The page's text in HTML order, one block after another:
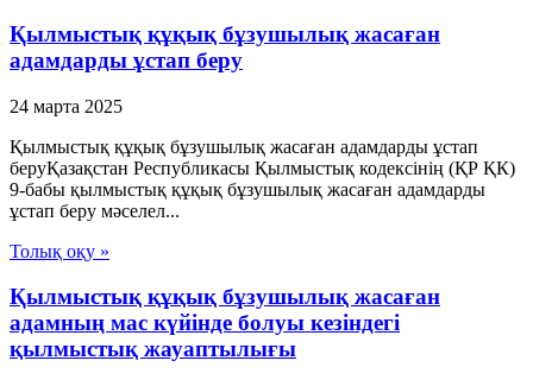
Қылмыстық құқық бұзушылық жасаған
адамдарды ұстап беру
24 марта 2025
Қылмыстық құқық бұзушылық жасаған адамдарды ұстап
беруҚазақстан Республикасы Қылмыстық кодексінің (ҚР ҚК)
9-бабы қылмыстық құқық бұзушылық жасаған адамдарды
ұстап беру мәселел...
Толық оқу »
Қылмыстық құқық бұзушылық жасаған
адамның мас күйінде болуы кезіндегі
қылмыстық жауаптылығы